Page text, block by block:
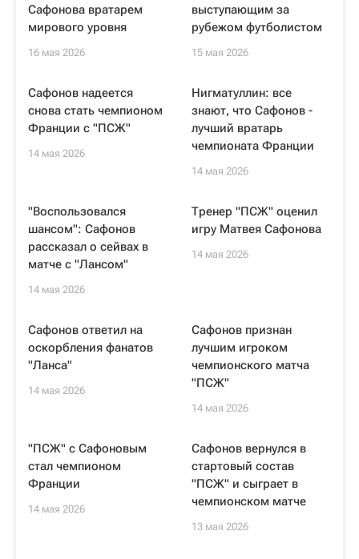
Сафонова вратарем
мирового уровня
16 мая 2026
выступающим за
рубежом футболистом
15 мая 2026
Сафонов надеется
снова стать чемпионом
Франции с "ПСЖ"
14 мая 2026
Нигматуллин: все
знают, что Сафонов -
лучший вратарь
чемпионата Франции
14 мая 2026
"Воспользовался
шансом": Сафонов
рассказал о сейвах в
матче с "Лансом"
14 мая 2026
Тренер "ПСЖ" оценил
игру Матвея Сафонова
14 мая 2026
Сафонов ответил на
оскорбления фанатов
"Ланса"
14 мая 2026
Сафонов признан
лучшим игроком
чемпионского матча
"ПСЖ"
14 мая 2026
"ПСЖ" с Сафоновым
стал чемпионом
Франции
14 мая 2026
Сафонов вернулся в
стартовый состав
"ПСЖ" и сыграет в
чемпионском матче
13 мая 2026